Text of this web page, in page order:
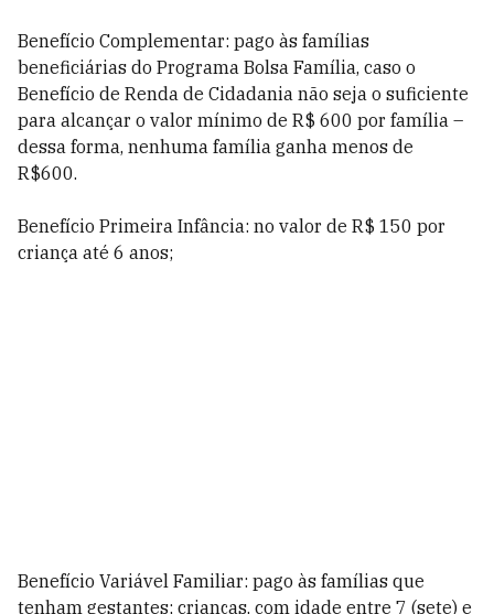
Benefício Complementar: pago às famílias
beneficiárias do Programa Bolsa Família, caso o
Benefício de Renda de Cidadania não seja o suficiente
para alcançar o valor mínimo de R$ 600 por família –
dessa forma, nenhuma família ganha menos de
R$600.
Benefício Primeira Infância: no valor de R$ 150 por
criança até 6 anos;
Benefício Variável Familiar: pago às famílias que
tenham gestantes; crianças, com idade entre 7 (sete) e